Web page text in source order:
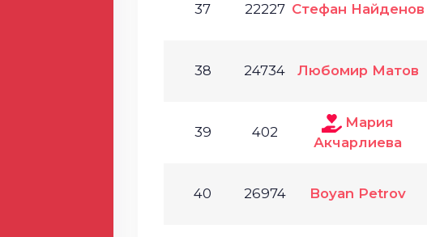
37 22227 Стефан Найденов
38 24734 Любомир Матов
39 402
Мария
Акчарлиева
40 26974 Boyan Petrov